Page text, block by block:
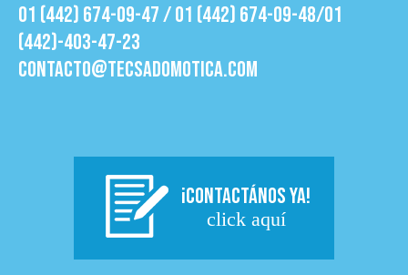
01 (442) 674-09-47 / 01 (442) 674-09-48/01
(442)-403-47-23
contacto@tecsadomotica.com
¡CONTACTÁNOS YA!
click aquí